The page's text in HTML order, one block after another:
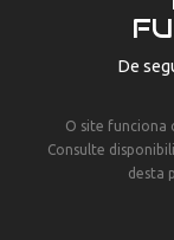
De
O site funciona
Consulte
desta